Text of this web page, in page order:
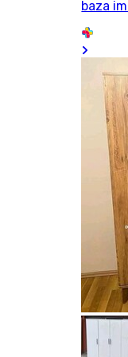
baza